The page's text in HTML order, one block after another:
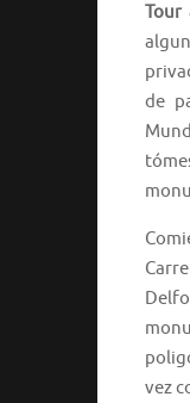
Tour
de
vez